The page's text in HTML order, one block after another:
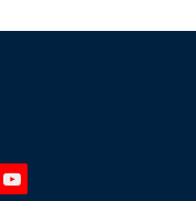
YouTube